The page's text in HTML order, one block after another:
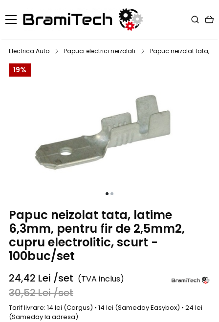
Electrica Auto Papuci electrici neizolati Papuc neizolat tata,
19%
Papuc neizolat tata, latime
6,3mm, pentru fir de 2,5mm2,
cupru electrolitic, scurt -
100buc/set
24,42 Lei /set (TVA inclus)
30,52Lei/set
Tarif livrare: 14 lei (Cargus) • 14 lei (Sameday Easybox) • 24 lei
(Sameday la adresa)